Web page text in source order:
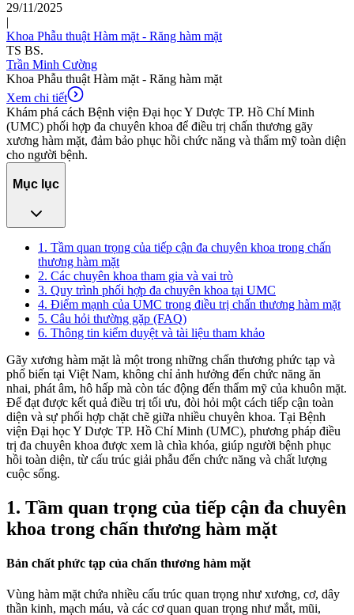
29/11/2025
|
Khoa Phẫu thuật Hàm mặt - Răng hàm mặt
TS BS.
Trần Minh Cường
Khoa Phẫu thuật Hàm mặt - Răng hàm mặt
Xem chi tiết
Khám phá cách Bệnh viện Đại học Y Dược TP. Hồ Chí Minh
(UMC) phối hợp đa chuyên khoa để điều trị chấn thương gãy
xương hàm mặt, đảm bảo phục hồi chức năng và thẩm mỹ toàn diện
cho người bệnh.
Mục lục
1. Tầm quan trọng của tiếp cận đa chuyên khoa trong chấn
thương hàm mặt
2. Các chuyên khoa tham gia và vai trò
3. Quy trình phối hợp đa chuyên khoa tại UMC
4. Điểm mạnh của UMC trong điều trị chấn thương hàm mặt
5. Câu hỏi thường gặp (FAQ)
6. Thông tin kiểm duyệt và tài liệu tham khảo
Gãy xương hàm mặt là một trong những chấn thương phức tạp và
phổ biến tại Việt Nam, không chỉ ảnh hưởng đến chức năng ăn
nhai, phát âm, hô hấp mà còn tác động đến thẩm mỹ của khuôn mặt.
Để đạt được kết quả điều trị tối ưu, đòi hỏi một cách tiếp cận toàn
diện và sự phối hợp chặt chẽ giữa nhiều chuyên khoa. Tại Bệnh
viện Đại học Y Dược TP. Hồ Chí Minh (UMC), phương pháp điều
trị đa chuyên khoa được xem là chìa khóa, giúp người bệnh phục
hồi toàn diện, từ cấu trúc giải phẫu đến chức năng và chất lượng
cuộc sống.
1. Tầm quan trọng của tiếp cận đa chuyên
khoa trong chấn thương hàm mặt
Bản chất phức tạp của chấn thương hàm mặt
Vùng hàm mặt chứa nhiều cấu trúc quan trọng như xương, cơ, dây
thần kinh, mạch máu, và các cơ quan quan trọng như mắt, mũi,